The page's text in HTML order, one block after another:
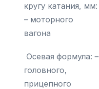
кругу катания, мм:
– моторного
вагона
Осевая формула: –
головного,
прицепного